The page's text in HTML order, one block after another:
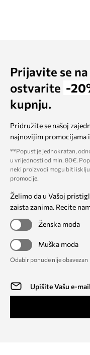
Prijavite se
ostvarite -
kupnju.
Pridružite se našoj
najnovijim promocijama
**Popust je jednokratan,
u vrijednosti od min. 80€.
neki proizvodi mogu biti
promocije.
Želimo da u Vašoj
zaista zanima. Recite
Ženska moda
Muška moda
Odabir ponude nije obavezan